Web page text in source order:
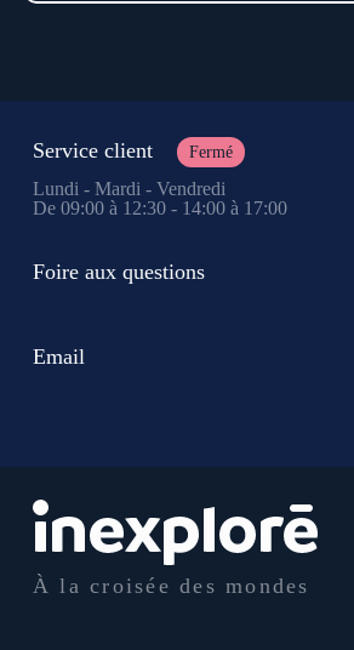
À la croisée des mondes
Service client Fermé
Lundi - Mardi - Vendredi
De 09:00 à 12:30 - 14:00 à 17:00
Foire aux questions
Email